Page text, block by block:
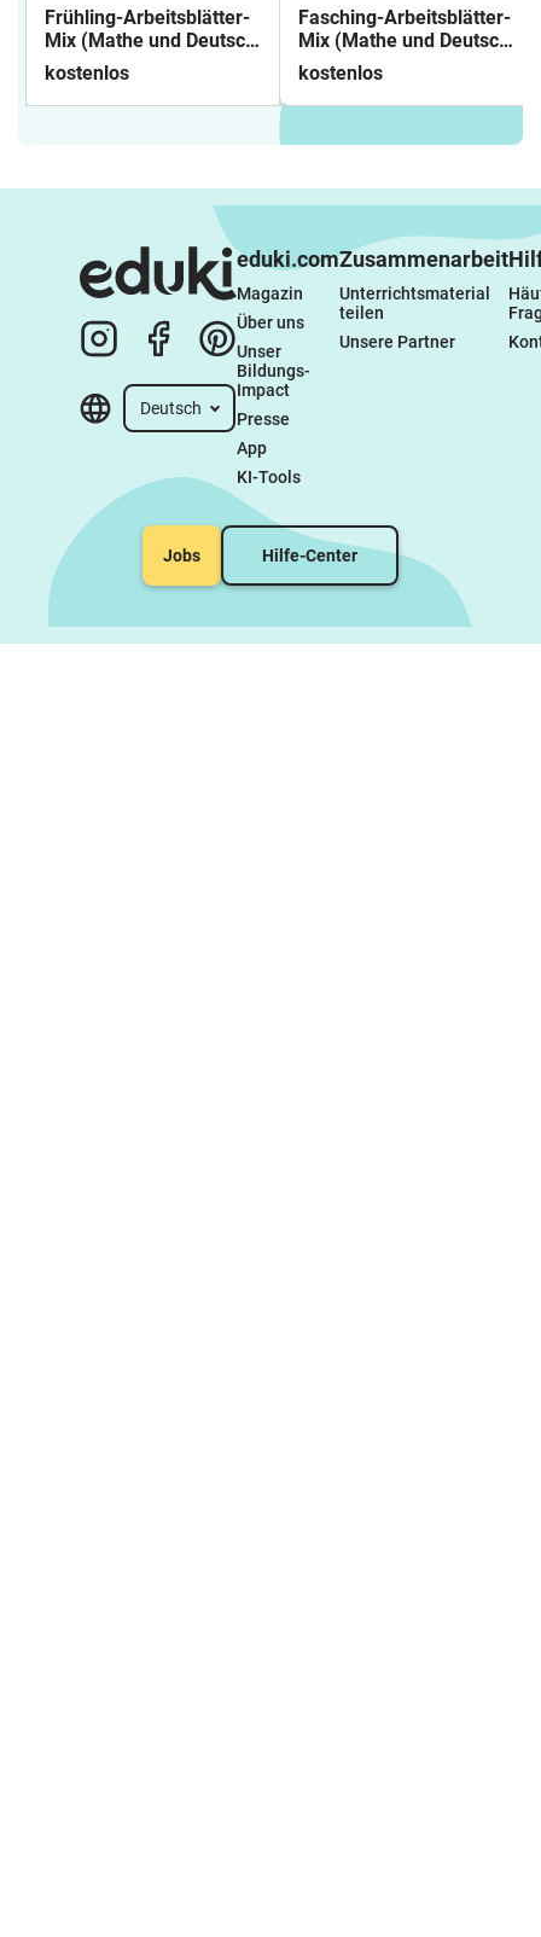
Frühling-Arbeitsblätter-
Mix (Mathe und Deutsch;
Klasse 3)
kostenlos
Fasching-Arbeitsblätter-
Mix (Mathe und Deutsch;
Klasse 1)
kostenlos
Deutsch
eduki.com
Magazin
Über uns
Unser
Bildungs-
Impact
Presse
App
KI-Tools
Zusammenarbeit
Unterrichtsmaterial
teilen
Unsere Partner
Jobs Hilfe-Center